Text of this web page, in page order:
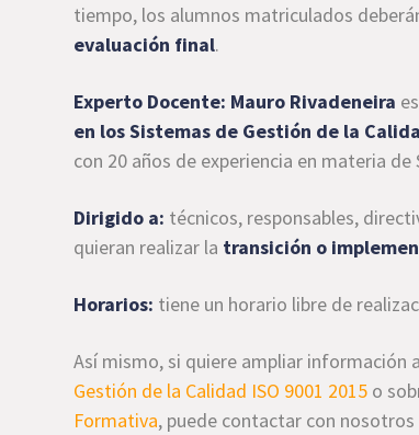
tiempo, los alumnos matriculados
evaluación final.
Experto Docente: Mauro Rivadeneira
en los Sistemas de Gestión de la
con 20 años de experiencia en materia
Dirigido a: técnicos, responsables,
quieran realizar la transición o
Horarios: tiene un horario libre de
Así mismo, si quiere ampliar información
Gestión de la Calidad ISO 9001 2015 o
Formativa, puede contactar con